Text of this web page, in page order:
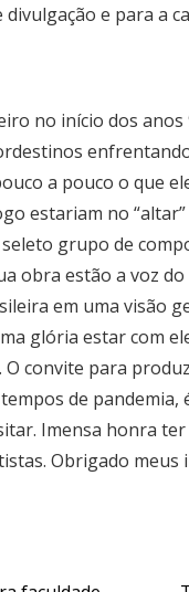
e para a
no início dos
a pouco o que
estariam no
seleto grupo de
obra estão a voz
em uma visão
glória estar com
convite para
de pandemia,
Imensa honra
Obrigado meus